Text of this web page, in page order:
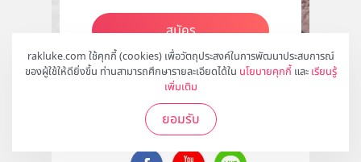
rakluke.com ใช้คุกกี้ (cookies) เพื่อวัตถุประสงค์ในการพัฒนาประสบการณ์
ของผู้ใช้ให้ดียิ่งขึ้น ท่านสามารถศึกษารายละเอียดได้ใน นโยบายคุกกี้ และ เรียนรู้
เพิ่มเติม
ยอมรับ
สมัคร
ติดตามเราได้ที่